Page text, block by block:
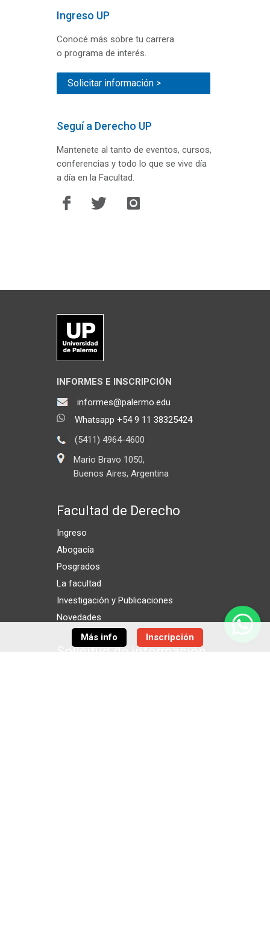
Ingreso UP
Conocé más sobre tu carrera
o programa de interés.
Solicitar información >
Seguí a Derecho UP
Mantenete al tanto de eventos, cursos,
conferencias y todo lo que se vive día
a día en la Facultad.
INFORMES E INSCRIPCIÓN
informes@palermo.edu
Whatsapp +54 9 11 38325424
(5411) 4964-4600
Mario Bravo 1050,
Buenos Aires, Argentina
Facultad de Derecho
Ingreso
Abogacía
Posgrados
La facultad
Investigación y Publicaciones
Novedades
Solicitud de información
Más info Inscripción